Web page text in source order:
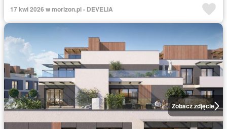
17 kwi 2026 w morizon.pl - DEVELIA
Zobacz zdjęcie